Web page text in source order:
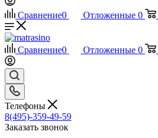
Сравнение0 Отложенные 0
Сравнение0 Отложенные 0
Телефоны
8(495)-359-49-59
Заказать звонок